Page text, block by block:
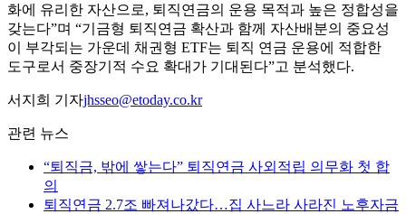
화에 유리한 자산으로, 퇴직연금의 운용 목적과 높은 정합성을
갖는다”며 “기금형 퇴직연금 확산과 함께 자산배분의 중요성
이 부각되는 가운데 채권형 ETF는 퇴직 연금 운용에 적합한
도구로서 중장기적 수요 확대가 기대된다”고 분석했다.
서지희 기자jhsseo@etoday.co.kr
관련 뉴스
“퇴직금, 밖에 쌓는다” 퇴직연금 사외적립 의무화 첫 합
의
퇴직연금 2.7조 빠져나갔다…집 사느라 사라진 노후자금